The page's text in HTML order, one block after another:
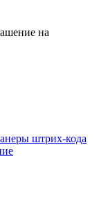
на
штрих-кода